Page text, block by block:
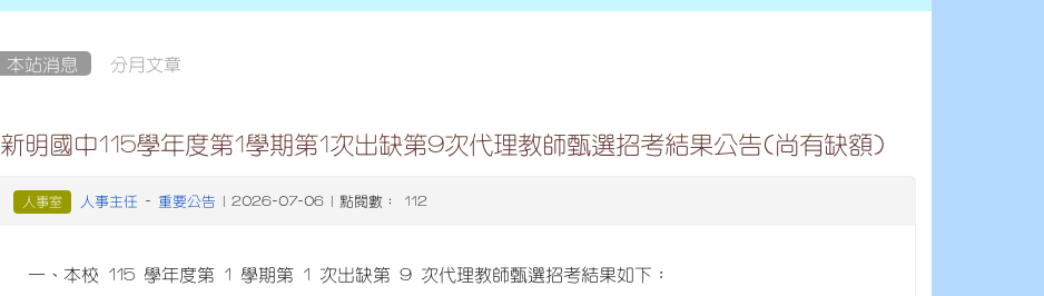
本站消息 分月文章
新明國中115學年度第1學期第1次出缺第9次代理教師甄選招考結果公告(尚有缺額)
人事室 人事主任 - 重要公告 | 2026-07-06 | 點閱數： 112
一、本校 115 學年度第 1 學期第 1 次出缺第 9 次代理教師甄選招考結果如下：